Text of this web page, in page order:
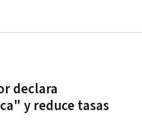
declara
y reduce tasas